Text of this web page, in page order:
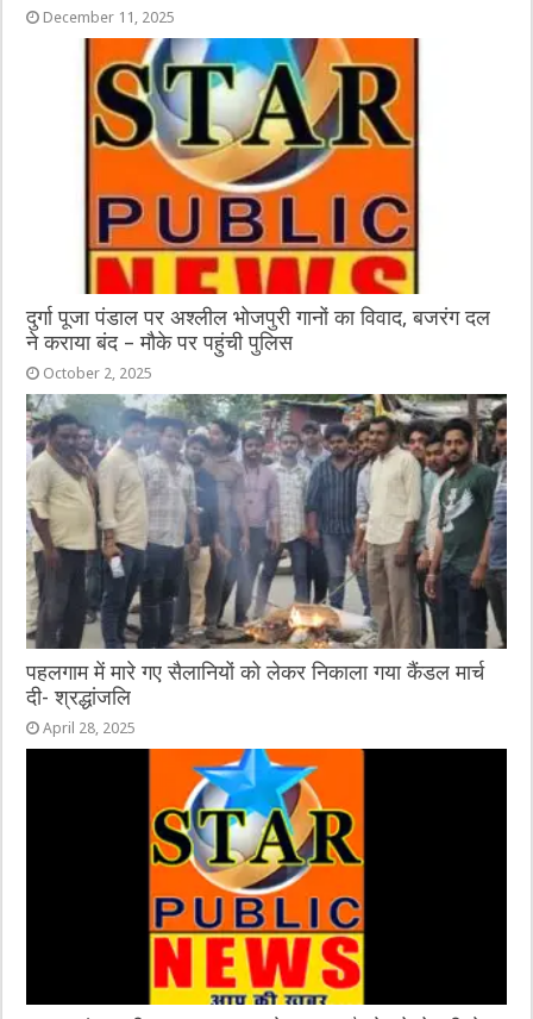
December 11, 2025
दुर्गा पूजा पंडाल पर अश्लील भोजपुरी गानों का विवाद, बजरंग दल
ने कराया बंद – मौके पर पहुंची पुलिस
October 2, 2025
पहलगाम में मारे गए सैलानियों को लेकर निकाला गया कैंडल मार्च
दी- श्रद्धांजलि
April 28, 2025